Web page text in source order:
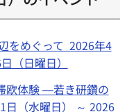
をめぐって 2026年4
（日曜日）
欧体験 ―若き研鑽の
（水曜日） ～ 2026